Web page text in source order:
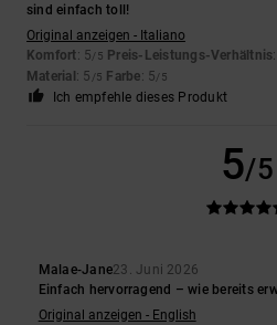
sind einfach toll!
Original anzeigen - Italiano
Komfort: 5/5 Preis-Leistungs-Verhältnis
Material: 5 /5 Farbe: 5/5
Ich empfehle dieses Produkt
5/5
Malae-Jane23. Juni 2026
Einfach hervorragend – wie bereits
Original anzeigen - English